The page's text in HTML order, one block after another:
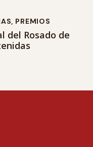
, PREMIOS
del Rosado de